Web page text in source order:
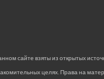
сайте взяты из открытых
целях. Права на